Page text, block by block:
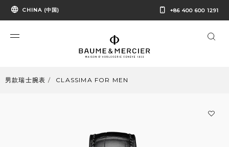
CHINA (中国) +86 400 600 1291
男款瑞士腕表 CLASSIMA FOR MEN